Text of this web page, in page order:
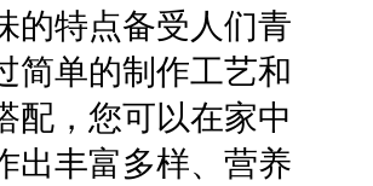
的特点备受人们青
简单的制作工艺和
配，您可以在家中
出丰富多样、营养